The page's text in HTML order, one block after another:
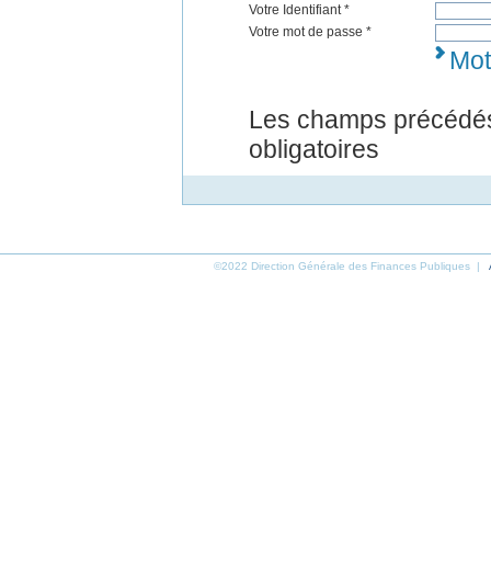
Votre Identifiant *
Votre mot de passe *
Les champs
obligatoires
©2022 Direction Générale des Finances Publiques |